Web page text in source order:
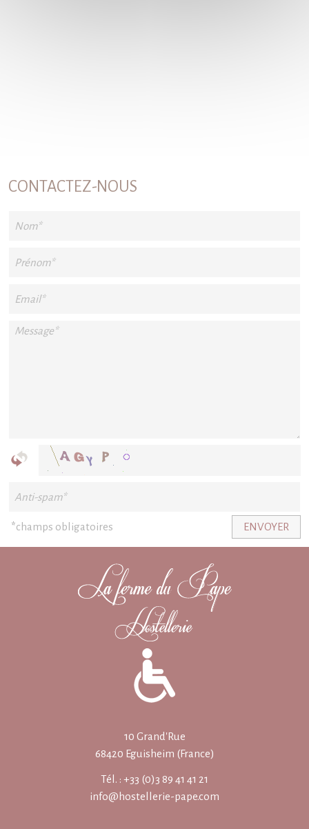
CONTACTEZ-NOUS
*champs obligatoires ENVOYER
10 Grand'Rue
68420 Eguisheim (France)
Tél. : +33 (0)3 89 41 41 21
info@hostellerie-pape.com